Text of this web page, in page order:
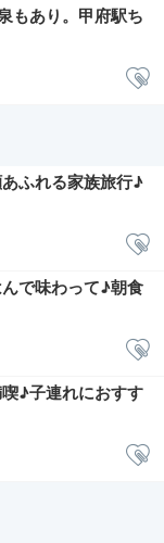
もあり。甲府駅ち
ふれる家族旅行♪
で味わって♪朝食
♪子連れにおすす